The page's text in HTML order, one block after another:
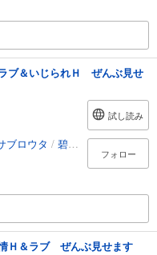
ブ＆いじられＨ ぜんぶ見せ
ブロウタ / 碧井サキ
試し読み
フォロー
Ｈ＆ラブ ぜんぶ見せます